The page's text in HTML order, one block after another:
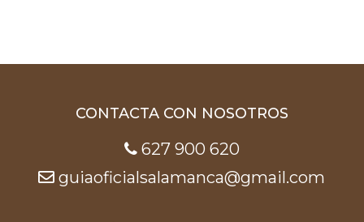
CONTACTA CON NOSOTROS
627 900 620
guiaoficialsalamanca@gmail.com